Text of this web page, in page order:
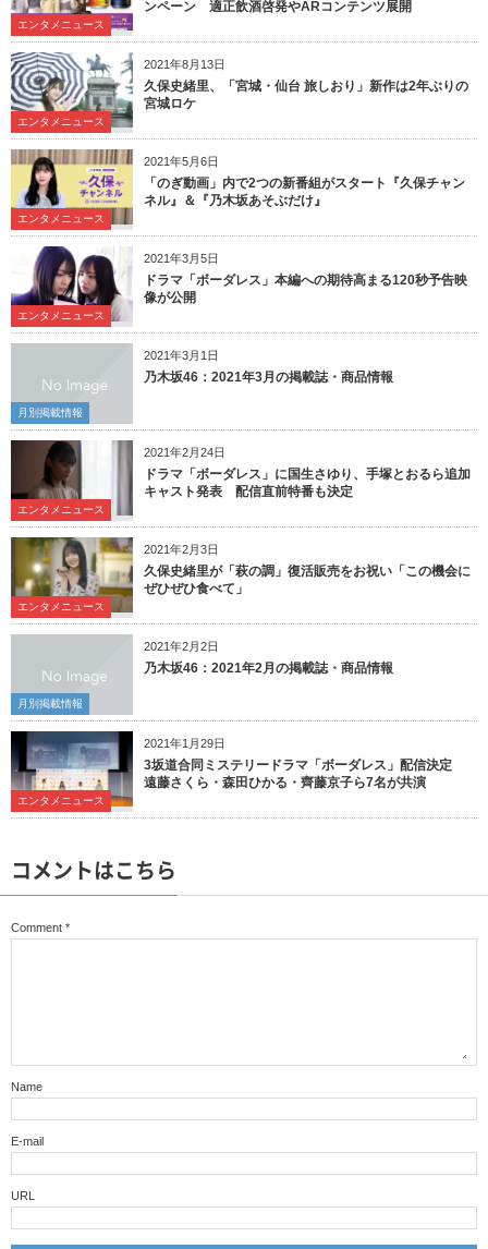
エンタメニュース
ンペーン 適正飲酒啓発やARコンテンツ展開
2021年8月13日
エンタメニュース
久保史緒里、「宮城・仙台 旅しおり」新作は2年ぶりの
宮城ロケ
2021年5月6日
エンタメニュース
「のぎ動画」内で2つの新番組がスタート『久保チャン
ネル』＆『乃木坂あそぶだけ』
2021年3月5日
エンタメニュース
ドラマ「ボーダレス」本編への期待高まる120秒予告映
像が公開
2021年3月1日
月別掲載情報
乃木坂46：2021年3月の掲載誌・商品情報
2021年2月24日
エンタメニュース
ドラマ「ボーダレス」に国生さゆり、手塚とおるら追加
キャスト発表 配信直前特番も決定
2021年2月3日
エンタメニュース
久保史緒里が「萩の調」復活販売をお祝い「この機会に
ぜひぜひ食べて」
2021年2月2日
月別掲載情報
乃木坂46：2021年2月の掲載誌・商品情報
2021年1月29日
エンタメニュース
3坂道合同ミステリードラマ「ボーダレス」配信決定
遠藤さくら・森田ひかる・齊藤京子ら7名が共演
コメントはこちら
Comment *
Name
E-mail
URL